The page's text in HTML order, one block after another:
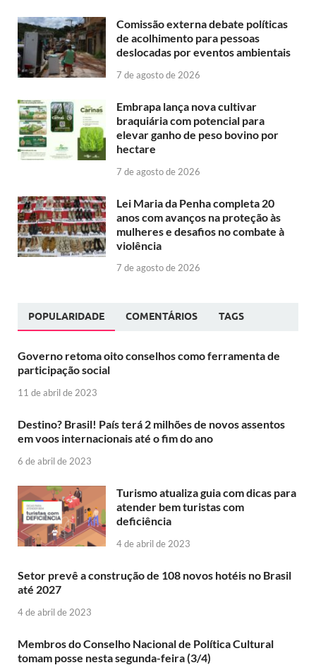
Comissão externa debate políticas
de acolhimento para pessoas
deslocadas por eventos ambientais
7 de agosto de 2026
Embrapa lança nova cultivar
braquiária com potencial para
elevar ganho de peso bovino por
hectare
7 de agosto de 2026
Lei Maria da Penha completa 20
anos com avanços na proteção às
mulheres e desafios no combate à
violência
7 de agosto de 2026
POPULARIDADE COMENTÁRIOS TAGS
Governo retoma oito conselhos como ferramenta de
participação social
11 de abril de 2023
Destino? Brasil! País terá 2 milhões de novos assentos
em voos internacionais até o fim do ano
6 de abril de 2023
Turismo atualiza guia com dicas para
atender bem turistas com
deficiência
4 de abril de 2023
Setor prevê a construção de 108 novos hotéis no Brasil
até 2027
4 de abril de 2023
Membros do Conselho Nacional de Política Cultural
tomam posse nesta segunda-feira (3/4)